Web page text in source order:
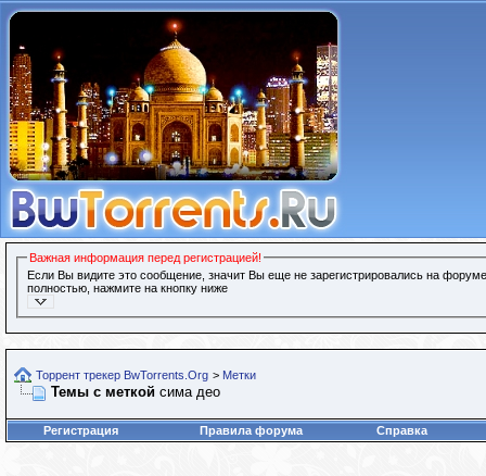
Важная информация перед регистрацией!
Если Вы видите это сообщение, значит Вы еще не зарегистрировались на
полностью, нажмите на кнопку ниже
Торрент трекер BwTorrents.Org > Метки
Темы с меткой сима део
Регистрация Правила форума Справка